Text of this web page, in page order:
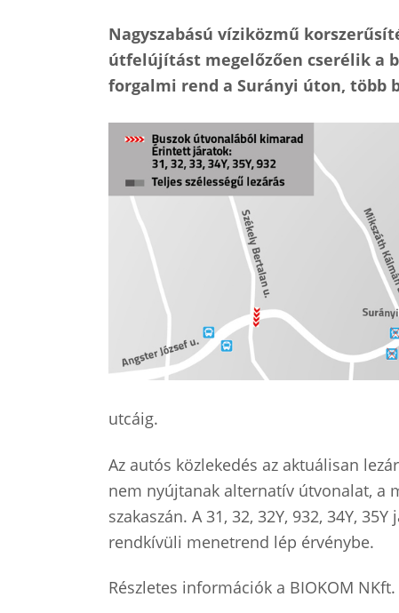
Nagyszabású víziközmű
útfelújítást megelőzően cserélik a
forgalmi rend a Surányi úton,
utcáig.
Az autós közlekedés az aktuálisan
nem nyújtanak alternatív útvonalat, a
szakaszán. A 31, 32, 32Y, 932, 34Y,
rendkívüli menetrend lép érvénybe.
Részletes információk a BIOKOM